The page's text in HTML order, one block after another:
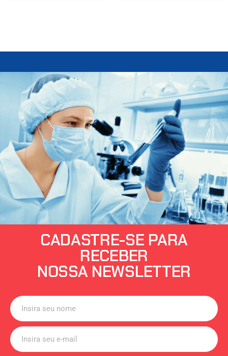
CADASTRE-SE PARA
RECEBER
NOSSA NEWSLETTER